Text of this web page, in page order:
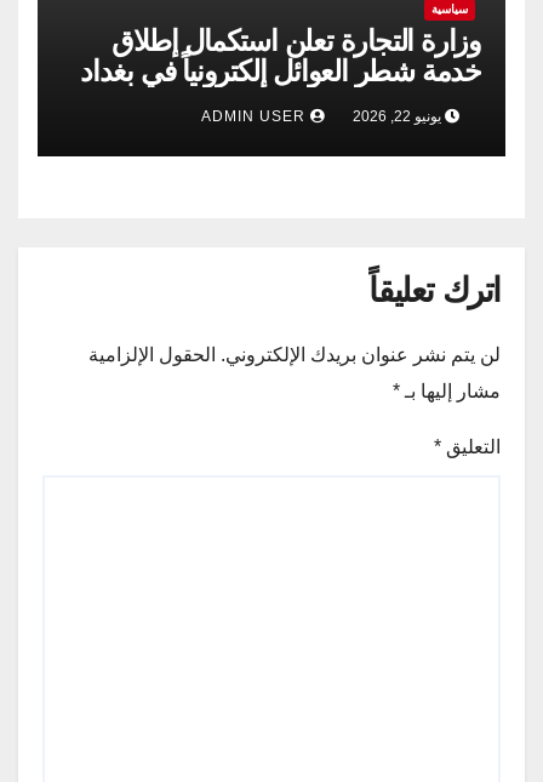
سياسية
وزارة التجارة تعلن استكمال إطلاق
خدمة شطر العوائل إلكترونياً في بغداد
وجميع المحافظات
يونيو 22, 2026
اترك تعليقاً
لن يتم نشر عنوان بريدك الإلكتروني. الحقول الإلزامية
مشار إليها بـ *
التعليق *